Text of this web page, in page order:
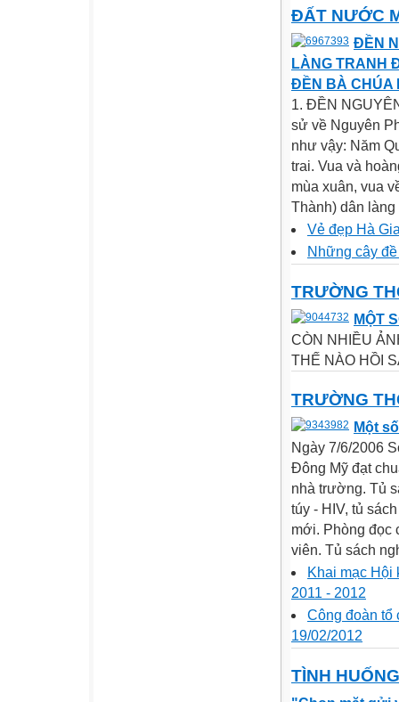
ĐẤT NƯỚC
ĐỀN
LÀNG TRANH
ĐỀN BÀ CHÚA
1. ĐỀN
sử về Nguyên
như vậy: Năm
trai. Vua và
mùa xuân, vua
Thành) dân
Vẻ đẹp Hà
Những cây
TRƯỜNG
MỘT
CÒN NHIỀU
THẾ NÀO HỒI
TRƯỜNG
Một
Ngày 7/6/2006
Đông Mỹ đạt
nhà trường. Tủ
túy - HIV, tủ
mới. Phòng đọc
viên. Tủ sách
Khai mạc Hội
2011 - 2012
Công đoàn tổ
19/02/2012
TÌNH